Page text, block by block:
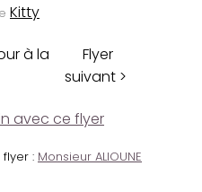
Kitty
à la
Flyer
suivant >
avec ce flyer
: Monsieur ALIOUNE